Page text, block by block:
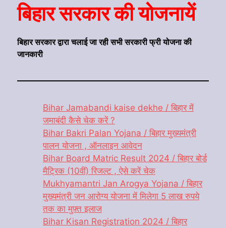
बिहार सरकार की योजनायें
बिहार सरकार द्वारा चलाई जा रही सभी सरकारी फ्री योजना की
जानकारी
Bihar Jamabandi kaise dekhe / बिहार में
जमाबंदी कैसे चेक करें ?
Bihar Bakri Palan Yojana / बिहार मुख्यमंत्री
पालन योजना , ऑनलाइन आवेदन
Bihar Board Matric Result 2024 / बिहार बोर्ड
मैट्रिक (10वीं) रिजल्ट , ऐसे करें चेक
Mukhyamantri Jan Arogya Yojana / बिहार
मुख्यमंत्री जन आरोग्य योजना में मिलेगा 5 लाख रुपये
तक का मुफ़्त इलाज
Bihar Kisan Registration 2024 / बिहार